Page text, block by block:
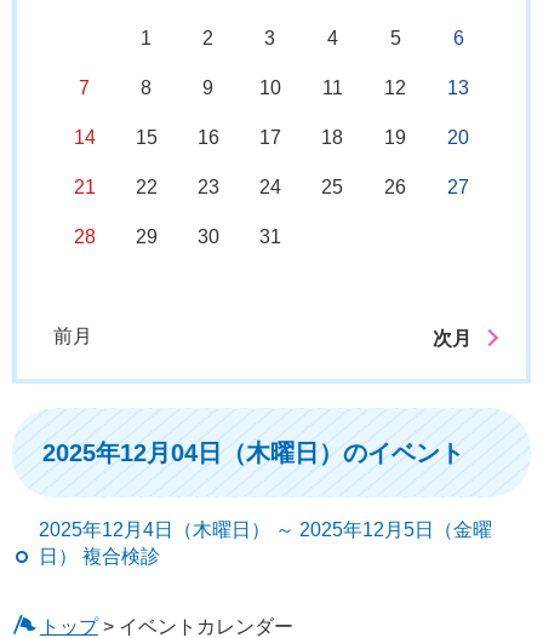
1 2 3 4 5 6
7 8 9 10 11 12 13
14 15 16 17 18 19 20
21 22 23 24 25 26 27
28 29 30 31
前月 次月
2025年12月04日（木曜日）のイベント
2025年12月4日（木曜日） ～ 2025年12月5日（金曜
日） 複合検診
トップ> イベントカレンダー